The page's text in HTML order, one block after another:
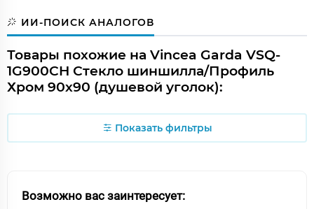
ИИ-ПОИСК АНАЛОГОВ
Товары похожие на Vincea Garda VSQ-
1G900CH Стекло шиншилла/Профиль
Хром 90х90 (душевой уголок):
Показать фильтры
Возможно вас заинтересует: